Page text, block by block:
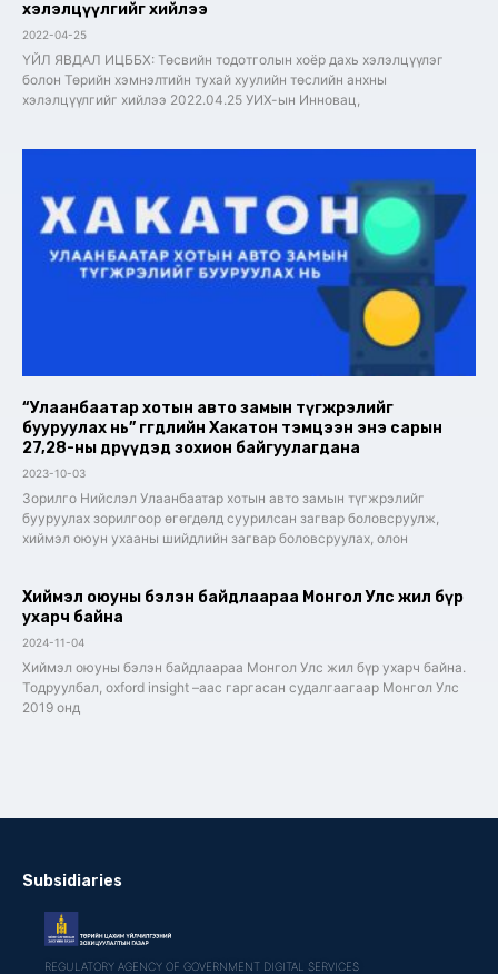
хэлэлцүүлгийг хийлээ
2022-04-25
ҮЙЛ ЯВДАЛ ИЦББХ: Төсвийн тодотголын хоёр дахь хэлэлцүүлэг
болон Төрийн хэмнэлтийн тухай хуулийн төслийн анхны
хэлэлцүүлгийг хийлээ 2022.04.25 УИХ-ын Инновац,
“Улаанбаатар хотын авто замын түгжрэлийг
бууруулах нь” өгөгдлийн Хакатон тэмцээн энэ сарын
27,28-ны өдрүүдэд зохион байгуулагдана
2023-10-03
Зорилго Нийслэл Улаанбаатар хотын авто замын түгжрэлийг
бууруулах зорилгоор өгөгдөлд суурилсан загвар боловсруулж,
хиймэл оюун ухааны шийдлийн загвар боловсруулах, олон
Хиймэл оюуны бэлэн байдлаараа Монгол Улс жил бүр
ухарч байна
2024-11-04
Хиймэл оюуны бэлэн байдлаараа Монгол Улс жил бүр ухарч байна.
Тодруулбал, oxford insight –аас гаргасан судалгаагаар Монгол Улс
2019 онд
Subsidiaries
REGULATORY AGENCY OF GOVERNMENT DIGITAL SERVICES